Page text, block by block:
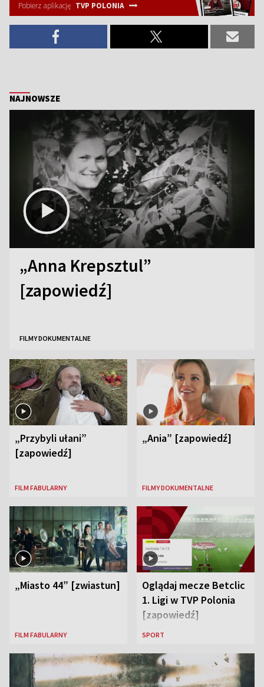
Pobierz aplikację TVP POLONIA
NAJNOWSZE
„Anna Krepsztul”
[zapowiedź]
FILMY DOKUMENTALNE
„Przybyli ułani”
[zapowiedź]
FILM FABULARNY
„Ania” [zapowiedź]
FILMY DOKUMENTALNE
„Miasto 44” [zwiastun]
FILM FABULARNY
Oglądaj mecze Betclic
1. Ligi w TVP Polonia
[zapowiedź]
SPORT